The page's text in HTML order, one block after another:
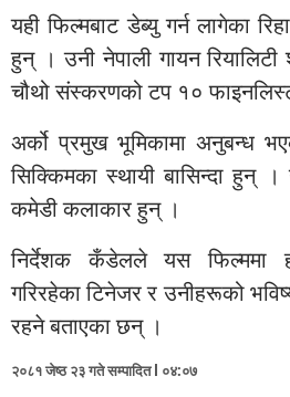
यही फिल्मबाट डेब्यु गर्न लागेका
हुन् । उनी नेपाली गायन
चौथो संस्करणको टप १०
अर्को प्रमुख भूमिकामा अनुबन्ध
सिक्किमका स्थायी बासिन्दा हुन् ।
कमेडी कलाकार हुन् ।
निर्देशक कँडेलले यस फिल्ममा
गरिरहेका टिनेजर र उनीहरूको
रहने बताएका छन् ।
२०८१ जेष्ठ २३ गते सम्पादित l ०४:०७